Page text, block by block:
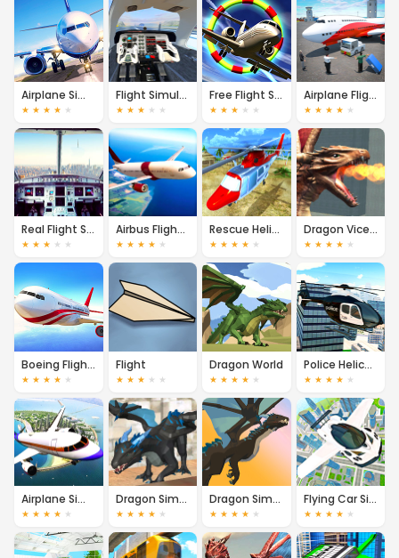
Airplane Simulator
★ ★ ★ ★ ★
Flight Simulator Online
★ ★ ★ ★ ★
Free Flight Simulator
★ ★ ★ ★ ★
Airplane Flight Pilot
★ ★ ★ ★ ★
Real Flight Simulator
★ ★ ★ ★ ★
Airbus Flight Simulator
★ ★ ★ ★ ★
Rescue Helicopter Simulator
★ ★ ★ ★ ★
Dragon Vice City
★ ★ ★ ★ ★
Boeing Flight Simulator
★ ★ ★ ★ ★
Flight
★ ★ ★ ★ ★
Dragon World
★ ★ ★ ★ ★
Police Helicopter
★ ★ ★ ★ ★
Airplane Simulator Island Travel
★ ★ ★ ★ ★
Dragon Simulator
★ ★ ★ ★ ★
Dragon Simulator 3D
★ ★ ★ ★ ★
Flying Car Simulator
★ ★ ★ ★ ★